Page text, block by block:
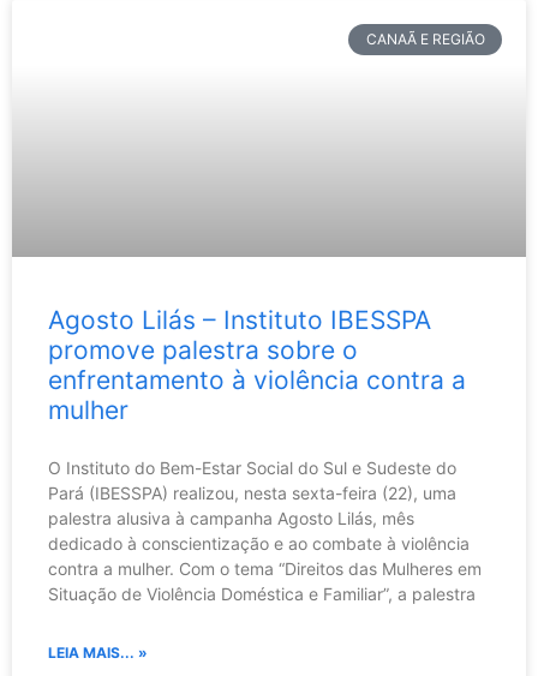
CANAÃ E REGIÃO
Agosto Lilás – Instituto IBESSPA
promove palestra sobre o
enfrentamento à violência contra a
mulher
O Instituto do Bem-Estar Social do Sul e Sudeste do
Pará (IBESSPA) realizou, nesta sexta-feira (22), uma
palestra alusiva à campanha Agosto Lilás, mês
dedicado à conscientização e ao combate à violência
contra a mulher. Com o tema “Direitos das Mulheres em
Situação de Violência Doméstica e Familiar”, a palestra
LEIA MAIS... »